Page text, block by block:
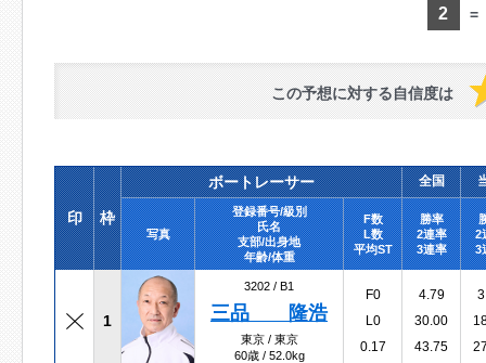
2 =
この予想に対する自信度は
印 枠
ボートレーサー 全国
写真
登録番号/級別
氏名
支部/出身地
年齢/体重
F数
L数
平均ST
勝率
2連率
3連率
2
3
1
3202 / B1
三品 隆浩
東京 / 東京
60歳 / 52.0kg
F0
L0
0.17
4.79
30.00
43.75